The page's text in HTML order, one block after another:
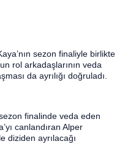
sezon finaliyle birlikte
rol arkadaşlarının veda
da ayrılığı doğruladı.
finalinde veda eden
canlandıran Alper
diziden ayrılacağı